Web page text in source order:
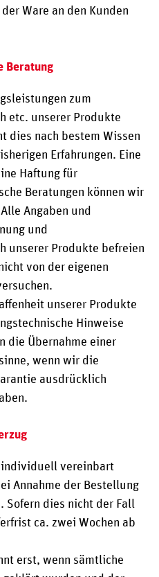
Ware an den Kunden
Beratung
zum
etc. unserer Produkte
dies nach bestem Wissen
Erfahrungen. Eine
Haftung für
Beratungen können wir
Angaben und
und
unserer Produkte befreien
von der eigenen
unserer Produkte
Hinweise
die Übernahme einer
wenn wir die
ausdrücklich
vereinbart
Annahme der Bestellung
Sofern dies nicht der Fall
ca. zwei Wochen ab
erst, wenn sämtliche